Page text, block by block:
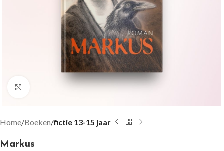
Groter bekijken
Home Boeken fictie 13-15 jaar
Markus